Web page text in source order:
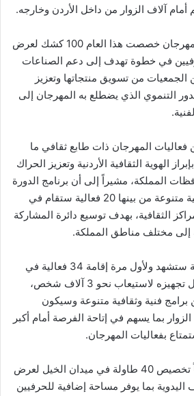
آلاف الزوار من داخل الأردن وخارجه.
وقال الخضير إن إدارة المهرجان خصصت هذا العام 100 كشك لعرض
في خطوة تهدف إلى دعم الصناعات
الجمعيات من تسويق منتجاتها وتعزيز
التنموي الذي يضطلع به المهرجان إلى
بالمئة من فعاليات المهرجان ذات طابع ثقافي ما
الهوية الثقافية الأردنية وتعزيز الحراك
المملكة، مشيراً إلى أن برنامج الدورة
الحالية يتضمن 213 فعالية متنوعة من بينها 20 فعالية ستقام في
الثقافية، بهدف توسيع دائرة المشاركة
إلى مختلف مناطق المملكة.
وأوضح، أن الدورة الحالية ستشهد ولأول مرة إقامة 34 فعالية في
ميدان الخيل بعد استكمال تجهيزه لاستيعاب نحو 3 آلاف شخص،
فنية وثقافية متنوعة وسيكون
بما يسهم في إتاحة الفرصة أمام أكبر
بفعاليات المهرجان.
وأشار إلى أنه سيتم أيضاً تخصيص 40 طاولة في ميدان الخيل لعرض
اليدوية بما يوفر مساحة إضافية للحرفيين